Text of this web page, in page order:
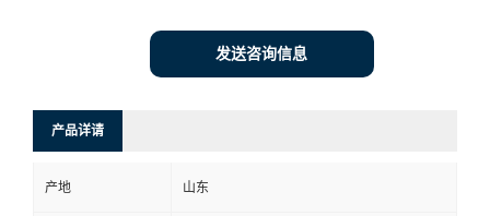
发送咨询信息
产品详请
产地 山东